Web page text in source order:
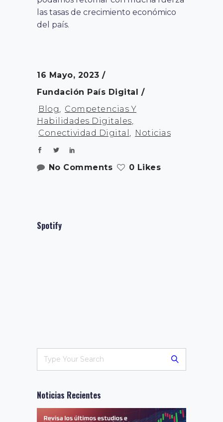
las tasas de crecimiento económico
del país.
16 Mayo, 2023
Fundación País Digital
Blog
Competencias Y
Habilidades Digitales
Conectividad Digital
Noticias
No Comments 0 Likes
Spotify
Noticias Recientes